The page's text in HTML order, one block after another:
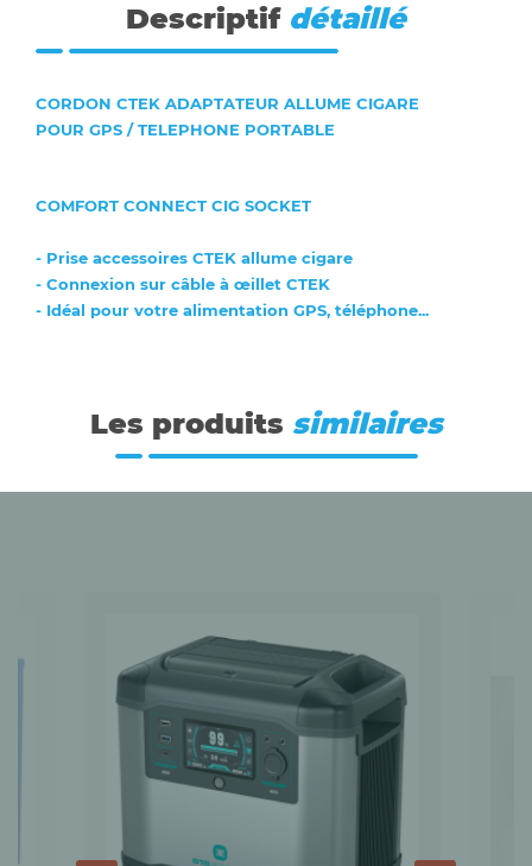
Descriptif détaillé
CORDON CTEK ADAPTATEUR ALLUME CIGARE
POUR GPS / TELEPHONE PORTABLE
COMFORT CONNECT CIG SOCKET
- Prise accessoires CTEK allume cigare
- Connexion sur câble à œillet CTEK
- Idéal pour votre alimentation GPS, téléphone...
Les produits similaires